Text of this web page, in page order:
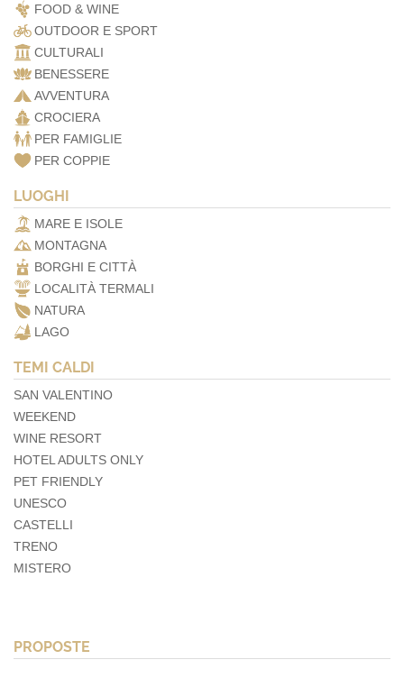
FOOD & WINE
OUTDOOR E SPORT
CULTURALI
BENESSERE
AVVENTURA
CROCIERA
PER FAMIGLIE
PER COPPIE
LUOGHI
MARE E ISOLE
MONTAGNA
BORGHI E CITTÀ
LOCALITÀ TERMALI
NATURA
LAGO
TEMI CALDI
SAN VALENTINO
WEEKEND
WINE RESORT
HOTEL ADULTS ONLY
PET FRIENDLY
UNESCO
CASTELLI
TRENO
MISTERO
PROPOSTE